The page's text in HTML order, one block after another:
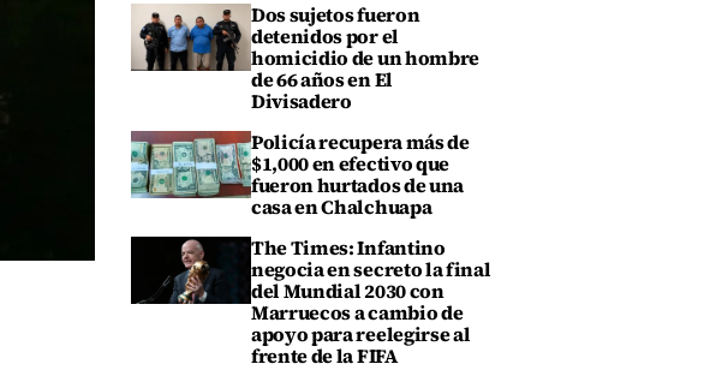
Dos sujetos fueron
detenidos por el
homicidio de un hombre
de 66 años en El
Divisadero
Policía recupera más de
$1,000 en efectivo que
fueron hurtados de una
casa en Chalchuapa
The Times: Infantino
negocia en secreto la final
del Mundial 2030 con
Marruecos a cambio de
apoyo para reelegirse al
frente de la FIFA